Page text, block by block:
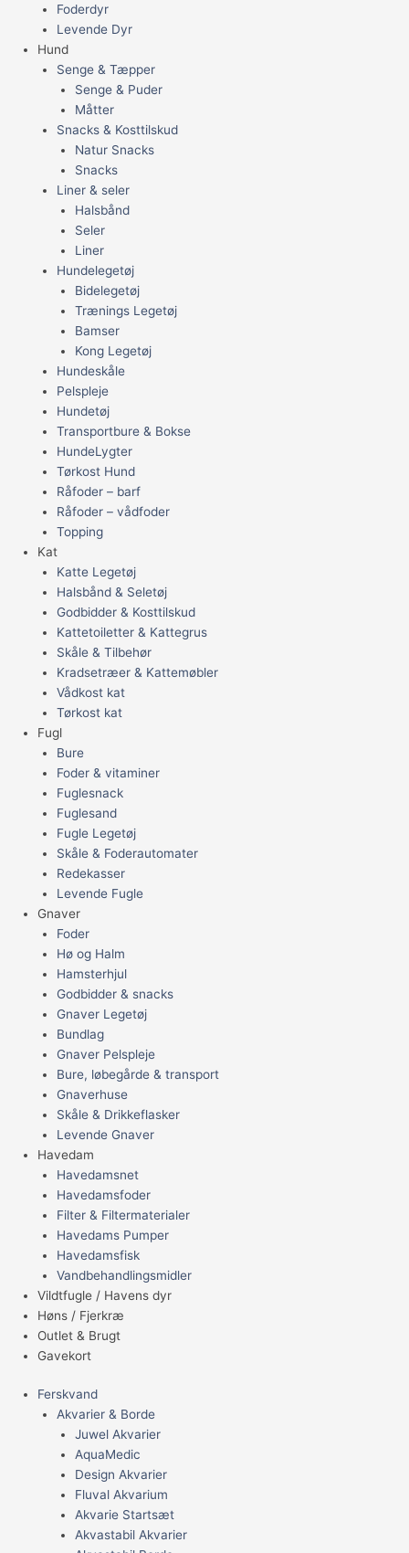
Foderdyr
Levende Dyr
Hund
Senge & Tæpper
Senge & Puder
Måtter
Snacks & Kosttilskud
Natur Snacks
Snacks
Liner & seler
Halsbånd
Seler
Liner
Hundelegetøj
Bidelegetøj
Trænings Legetøj
Bamser
Kong Legetøj
Hundeskåle
Pelspleje
Hundetøj
Transportbure & Bokse
HundeLygter
Tørkost Hund
Råfoder – barf
Råfoder – vådfoder
Topping
Kat
Katte Legetøj
Halsbånd & Seletøj
Godbidder & Kosttilskud
Kattetoiletter & Kattegrus
Skåle & Tilbehør
Kradsetræer & Kattemøbler
Vådkost kat
Tørkost kat
Fugl
Bure
Foder & vitaminer
Fuglesnack
Fuglesand
Fugle Legetøj
Skåle & Foderautomater
Redekasser
Levende Fugle
Gnaver
Foder
Hø og Halm
Hamsterhjul
Godbidder & snacks
Gnaver Legetøj
Bundlag
Gnaver Pelspleje
Bure, løbegårde & transport
Gnaverhuse
Skåle & Drikkeflasker
Levende Gnaver
Havedam
Havedamsnet
Havedamsfoder
Filter & Filtermaterialer
Havedams Pumper
Havedamsfisk
Vandbehandlingsmidler
Vildtfugle / Havens dyr
Høns / Fjerkræ
Outlet & Brugt
Gavekort
Ferskvand
Akvarier & Borde
Juwel Akvarier
AquaMedic
Design Akvarier
Fluval Akvarium
Akvarie Startsæt
Akvastabil Akvarier